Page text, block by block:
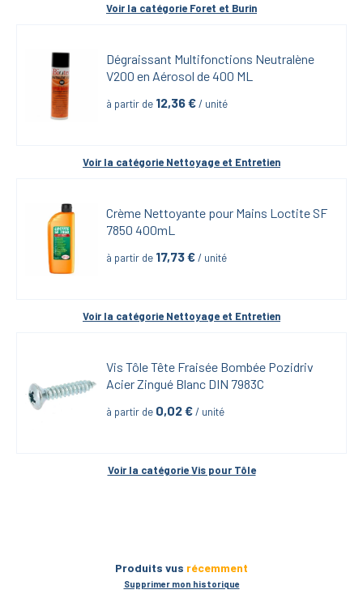
Voir la catégorie Foret et Burin
Dégraissant Multifonctions Neutralène
V200 en Aérosol de 400 ML
à partir de 12,36 € / unité
Voir la catégorie Nettoyage et Entretien
Crème Nettoyante pour Mains Loctite SF
7850 400mL
à partir de 17,73 € / unité
Voir la catégorie Nettoyage et Entretien
Vis Tôle Tête Fraisée Bombée Pozidriv
Acier Zingué Blanc DIN 7983C
à partir de 0,02 € / unité
Voir la catégorie Vis pour Tôle
Produits vus récemment
Supprimer mon historique